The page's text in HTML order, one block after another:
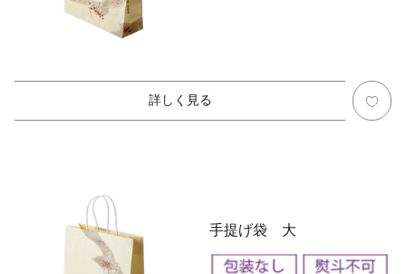
詳しく見る
手提げ袋 大